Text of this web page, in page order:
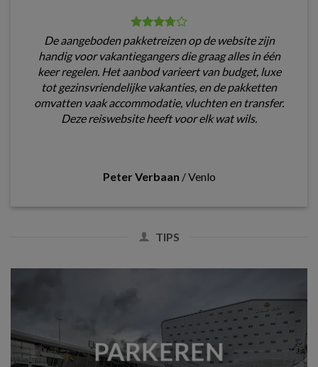
De aangeboden pakketreizen op de website zijn
handig voor vakantiegangers die graag alles in één
keer regelen. Het aanbod varieert van budget, luxe
tot gezinsvriendelijke vakanties, en de pakketten
omvatten vaak accommodatie, vluchten en transfer.
Deze reiswebsite heeft voor elk wat wils.
Peter Verbaan /Venlo
TIPS
PARKEREN